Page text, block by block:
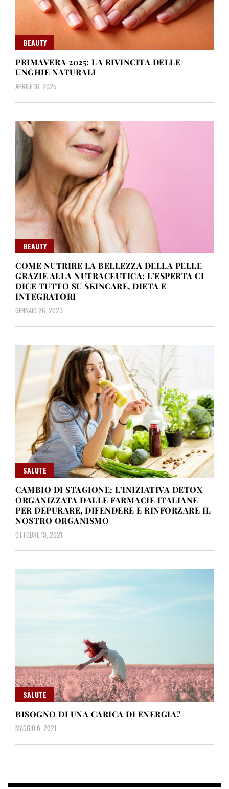
BEAUTY
PRIMAVERA 2025: LA RIVINCITA DELLE
UNGHIE NATURALI
APRILE 16, 2025
BEAUTY
COME NUTRIRE LA BELLEZZA DELLA PELLE
GRAZIE ALLA NUTRACEUTICA: L’ESPERTA CI
DICE TUTTO SU SKINCARE, DIETA E
INTEGRATORI
GENNAIO 26, 2023
SALUTE
CAMBIO DI STAGIONE: L’INIZIATIVA DETOX
ORGANIZZATA DALLE FARMACIE ITALIANE
PER DEPURARE, DIFENDERE E RINFORZARE IL
NOSTRO ORGANISMO
OTTOBRE 19, 2021
SALUTE
BISOGNO DI UNA CARICA DI ENERGIA?
MAGGIO 6, 2021